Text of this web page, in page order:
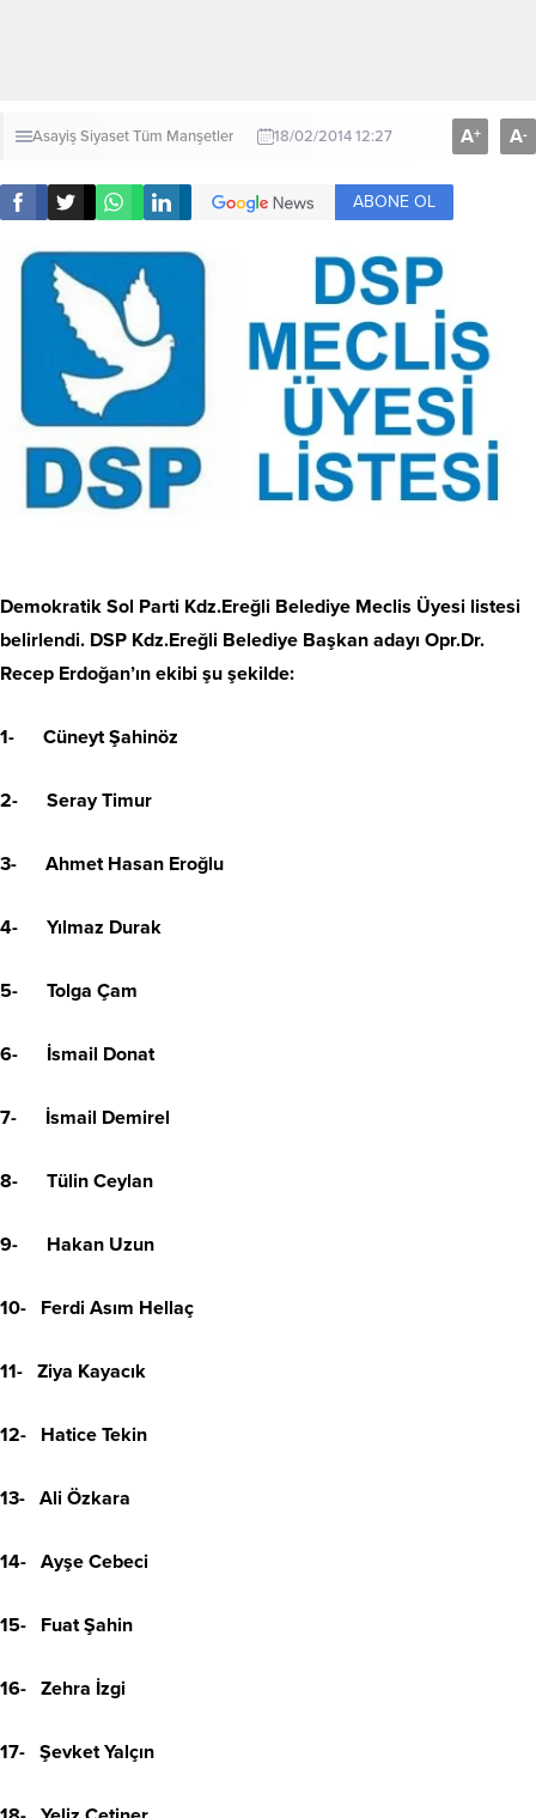
AsayişSiyasetTüm Manşetler 18/02/2014 12:27 A+ A-
ABONE OL
Demokratik Sol Parti Kdz.Ereğli Belediye Meclis Üyesi listesi
belirlendi. DSP Kdz.Ereğli Belediye Başkan adayı Opr.Dr.
Recep Erdoğan’ın ekibi şu şekilde:
1- Cüneyt Şahinöz
2- Seray Timur
3- Ahmet Hasan Eroğlu
4- Yılmaz Durak
5- Tolga Çam
6- İsmail Donat
7- İsmail Demirel
8- Tülin Ceylan
9- Hakan Uzun
10- Ferdi Asım Hellaç
11- Ziya Kayacık
12- Hatice Tekin
13- Ali Özkara
14- Ayşe Cebeci
15- Fuat Şahin
16- Zehra İzgi
17- Şevket Yalçın